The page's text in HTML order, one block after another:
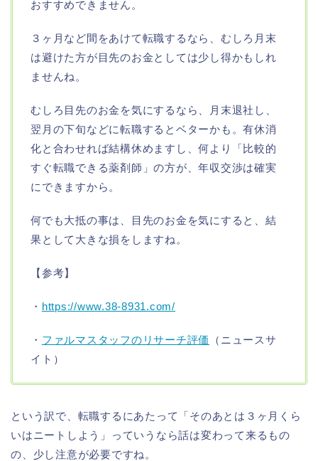
おすすめできません。
３ヶ月など間をあけて転職するなら、むしろ月末
は避けた方が目先のお金としては少し得かもしれ
ませんね。
むしろ目先のお金を気にするなら、月末退社し、
翌月の下旬などに転職するとベターかも。有休消
化と合わせれば結構休めますし、何より「比較的
すぐ転職できる薬剤師」の方が、年収交渉は確実
にできますから。
何でも大抵の事は、目先のお金を気にすると、結
果として大きな損をしますね。
【参考】
・ https://www.38-8931.com/
・ ファルマスタッフのリサーチ評価
（ニュースサ
イト）
という訳で、転職するにあたって「そのあとは３ヶ月くら
いはニートしよう」っていうなら話は変わって来るもの
の、少し注意が必要ですね。